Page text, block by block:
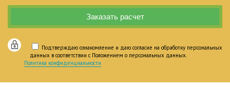
Подтверждаю ознакомление и даю согласие на обработку персональных
данных в соответствии с Положением о персональных данных.
Политика конфиденциальности